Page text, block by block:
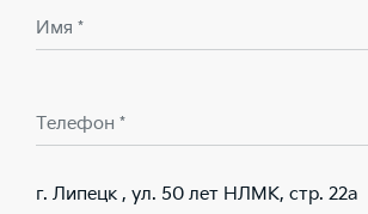
Имя *
Телефон *
г. Липецк , ул. 50 лет НЛМК, стр. 22а